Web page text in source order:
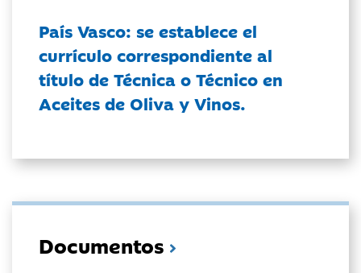
País Vasco: se establece el
currículo correspondiente al
título de Técnica o Técnico en
Aceites de Oliva y Vinos.
Documentos